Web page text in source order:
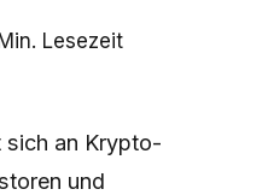
Min. Lesezeit
sich an Krypto-
und